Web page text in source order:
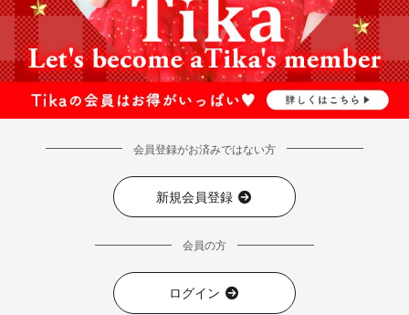
会員登録がお済みではない方
新規会員登録
会員の方
ログイン